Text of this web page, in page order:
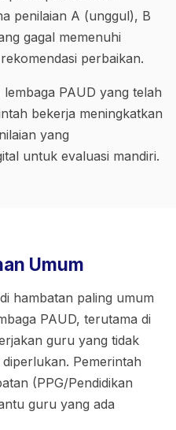
penilaian A (unggul), B
gagal memenuhi
perbaikan.
PAUD yang telah
bekerja meningkatkan
yang
untuk evaluasi mandiri.
Umum
hambatan paling umum
PAUD, terutama di
guru yang tidak
Pemerintah
(PPG/Pendidikan
guru yang ada